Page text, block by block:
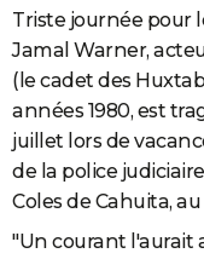
COPAINS D'AVANT
S'inscrire
Se connecter
Lycées
Collèges
Primaires
Universités
Entreprises
Service militaire
Avis de recherche
AVIS DE DÉCÈS
FORUM
Bricolage
Lifestyle
Culture
Sport
Auto
Television
Voyage
Cinema
Triste journée pour
Jamal Warner,
(le cadet des
années 1980, est
juillet lors de
de la police
Coles de Cahuita,
"Un courant l'aurait